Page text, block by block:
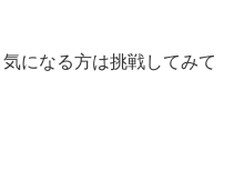
になる方は挑戦してみて